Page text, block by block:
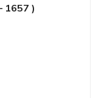
1657 )